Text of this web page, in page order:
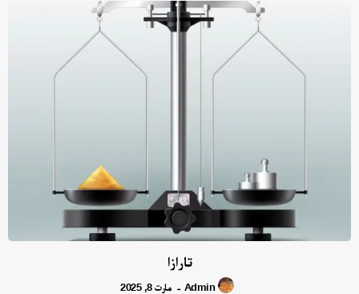
تارازا
Admin
- مارت 8, 2025